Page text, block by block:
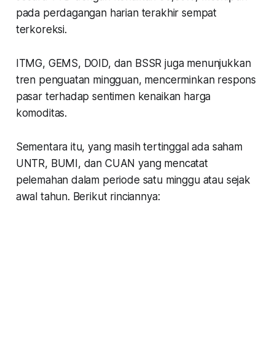
pada perdagangan harian terakhir sempat
terkoreksi.
ITMG, GEMS, DOID, dan BSSR juga menunjukkan
tren penguatan mingguan, mencerminkan respons
pasar terhadap sentimen kenaikan harga
komoditas.
Sementara itu, yang masih tertinggal ada saham
UNTR, BUMI, dan CUAN yang mencatat
pelemahan dalam periode satu minggu atau sejak
awal tahun. Berikut rinciannya: